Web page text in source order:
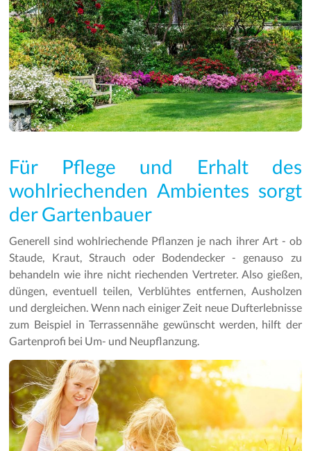
Für Pflege und Erhalt des
wohlriechenden Ambientes sorgt
der Gartenbauer
Generell sind wohlriechende Pflanzen je nach ihrer Art - ob
Staude, Kraut, Strauch oder Bodendecker - genauso zu
behandeln wie ihre nicht riechenden Vertreter. Also gießen,
düngen, eventuell teilen, Verblühtes entfernen, Ausholzen
und dergleichen. Wenn nach einiger Zeit neue Dufterlebnisse
zum Beispiel in Terrassennähe gewünscht werden, hilft der
Gartenprofi bei Um- und Neupflanzung.